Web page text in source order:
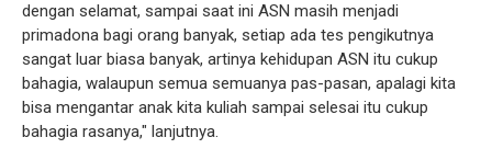
dengan selamat, sampai saat ini ASN masih menjadi
primadona bagi orang banyak, setiap ada tes pengikutnya
sangat luar biasa banyak, artinya kehidupan ASN itu cukup
bahagia, walaupun semua semuanya pas-pasan, apalagi kita
bisa mengantar anak kita kuliah sampai selesai itu cukup
bahagia rasanya," lanjutnya.